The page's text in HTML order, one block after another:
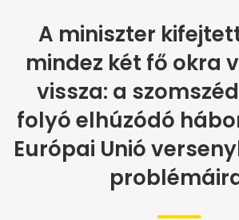
A miniszter
mindez két fő okra
vissza: a
folyó elhúzódó
Európai Unió